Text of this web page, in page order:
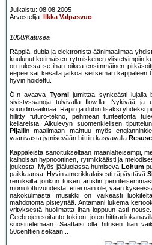
Julkaistu: 08.08.2005
Arvostelija:
Ilkka Valpasvuo
1000/Katusea
Räppiä, dubia ja elektronista äänimaailmaa
kuulunut kotimaisen rytmiskenen ylistetyimpiin
on tulossa se ihan oikea ensimmäinen
eepee sai kesällä jatkoa seitsemän kappaleen
hyvin hoidettu.
Ö:n avaava Tyomijumittaa synkeästi lujalla
sivistyssanoja tulvivalla flow:lla. Nykivää ja
soundimaailmaa. Räpin ja dubin lisäksi yhdeksi
hillitty futuro-tekno, pehmeän tunteetonta
kellareista. Alkulevyn suomenkielisen
Pijall in maailmaan mahtuu myös
vaanivasta jymisevään biittiin kasvavalla Resusc
Kappaleista sanoitukseltaan maanläheisempi,
kaihoisan hypnoottinen, rytmikkäästi ja
joukosta. Myös jääluolassa humiseva Lohum
paikkaansa. Hyvin amerikkalaisesti räpäyttävä
remiksiltä jonkun toisen artistin
moniulottuvuudesta, ettei näin ole, vaan
näkökulmasta musiikki on vaikeasti
mahdotonta pisteyttää. Antamani lukema
yrityksestä huolimatta ihan loppuun asti
Ceebrojen soitanto toki on, joten
suosittelemaan. Saattaisi olla hitusen liian
50centtien sekaan...